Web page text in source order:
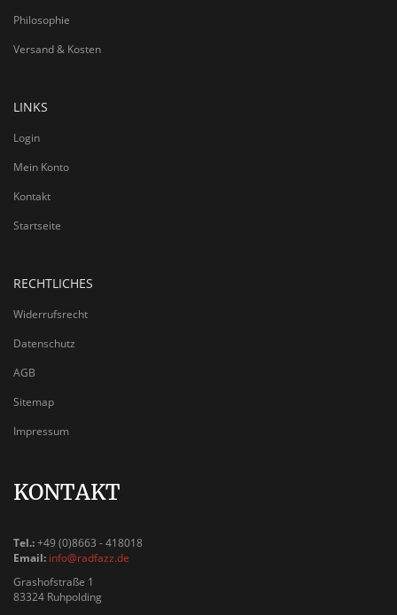
Philosophie
Versand & Kosten
LINKS
Login
Mein Konto
Kontakt
Startseite
RECHTLICHES
Widerrufsrecht
Datenschutz
AGB
Sitemap
Impressum
KONTAKT
Tel.:+49 (0)8663 - 418018
Email: info@radfazz.de
Grashofstraße 1
83324 Ruhpolding